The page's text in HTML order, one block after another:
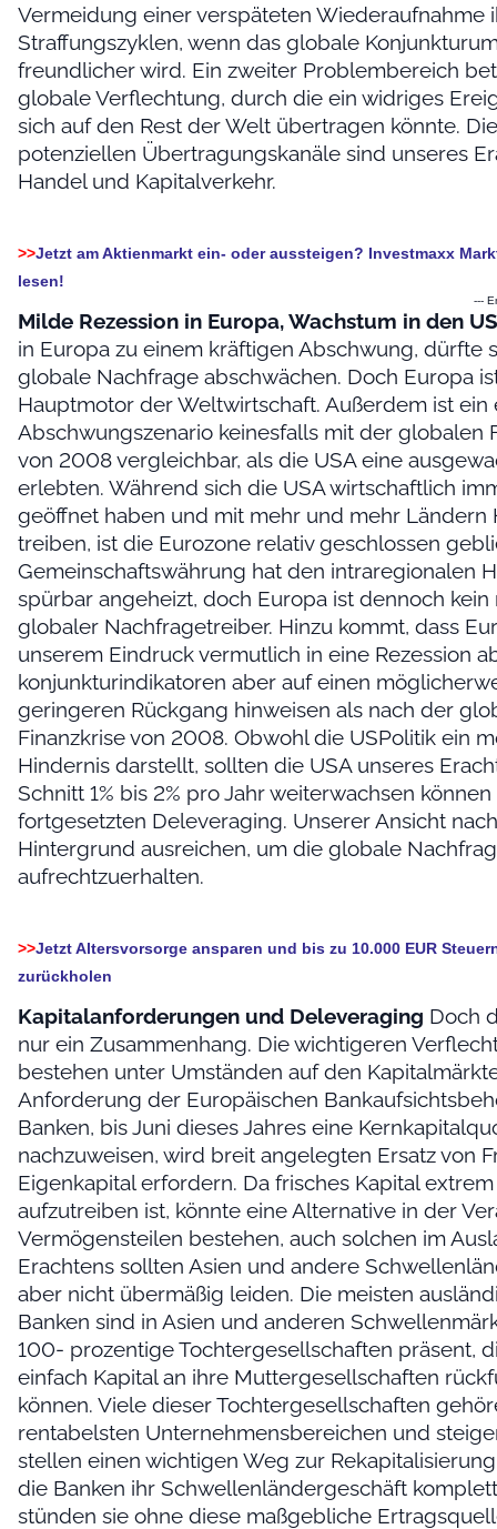
Vermeidung einer verspäteten Wiederaufnahme
Straffungszyklen, wenn das globale
freundlicher wird. Ein zweiter Problembereich
globale Verflechtung, durch die ein widriges
sich auf den Rest der Welt übertragen könnte.
potenziellen Übertragungskanäle sind unseres
Handel und Kapitalverkehr.
>>Jetzt am Aktienmarkt ein- oder aussteigen? Investmaxx
lesen!
---
Milde Rezession in Europa, Wachstum in den
in Europa zu einem kräftigen Abschwung, dürfte
globale Nachfrage abschwächen. Doch Europa
Hauptmotor der Weltwirtschaft. Außerdem ist ein
Abschwungszenario keinesfalls mit der globalen
von 2008 vergleichbar, als die USA eine
erlebten. Während sich die USA wirtschaftlich
geöffnet haben und mit mehr und mehr Ländern
treiben, ist die Eurozone relativ geschlossen
Gemeinschaftswährung hat den intraregionalen
spürbar angeheizt, doch Europa ist dennoch
globaler Nachfragetreiber. Hinzu kommt, dass
unserem Eindruck vermutlich in eine Rezession
konjunkturindikatoren aber auf einen
geringeren Rückgang hinweisen als nach der
Finanzkrise von 2008. Obwohl die USPolitik ein
Hindernis darstellt, sollten die USA unseres
Schnitt 1% bis 2% pro Jahr weiterwachsen
fortgesetzten Deleveraging. Unserer Ansicht
Hintergrund ausreichen, um die globale
aufrechtzuerhalten.
>>Jetzt Altersvorsorge ansparen und bis zu 10.000 EUR
zurückholen
Kapitalanforderungen und Deleveraging Doch
nur ein Zusammenhang. Die wichtigeren
bestehen unter Umständen auf den
Anforderung der Europäischen
Banken, bis Juni dieses Jahres eine
nachzuweisen, wird breit angelegten Ersatz von
Eigenkapital erfordern. Da frisches Kapital
aufzutreiben ist, könnte eine Alternative in der
Vermögensteilen bestehen, auch solchen im
Erachtens sollten Asien und andere
aber nicht übermäßig leiden. Die meisten
Banken sind in Asien und anderen
100- prozentige Tochtergesellschaften präsent,
einfach Kapital an ihre Muttergesellschaften
können. Viele dieser Tochtergesellschaften
rentabelsten Unternehmensbereichen und
stellen einen wichtigen Weg zur
die Banken ihr Schwellenländergeschäft
stünden sie ohne diese maßgebliche